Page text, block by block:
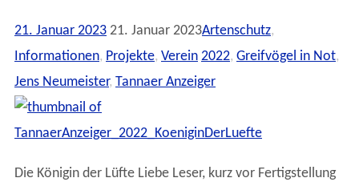
21. Januar 2023 21. Januar 2023Artenschutz,
Informationen, Projekte, Verein 2022, Greifvögel in Not,
Jens Neumeister, Tannaer Anzeiger
Die Königin der Lüfte Liebe Leser, kurz vor Fertigstellung